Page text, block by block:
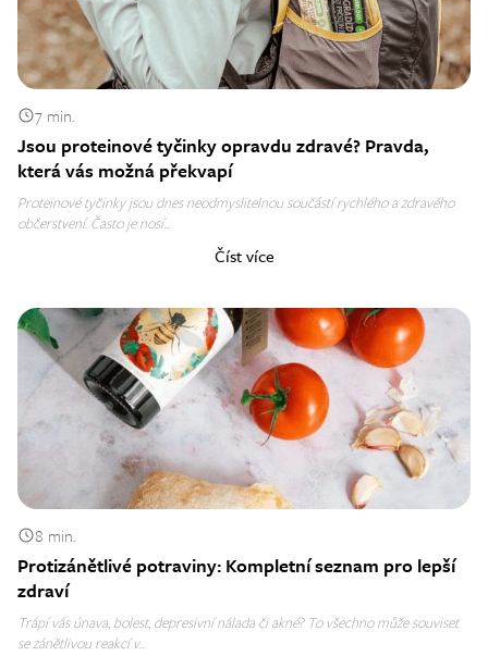
7 min.
Jsou proteinové tyčinky opravdu zdravé? Pravda,
která vás možná překvapí
Proteinové tyčinky jsou dnes neodmyslitelnou součástí rychlého a zdravého
občerstvení. Často je nosí...
Číst více
8 min.
Protizánětlivé potraviny: Kompletní seznam pro lepší
zdraví
Trápí vás únava, bolest, depresivní nálada či akné? To všechno může souviset
se zánětlivou reakcí v...